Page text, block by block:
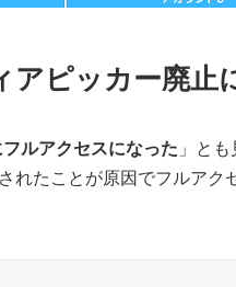
ピッカー廃止
ルアクセスになった 」と
れたことが原因でフルアク